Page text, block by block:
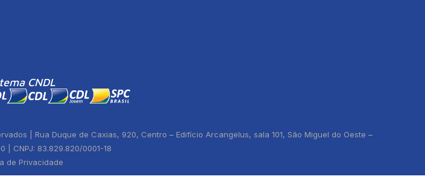
CNDL
| Rua Duque de Caxias, 920, Centro – Edifício Arcangelus, sala 101, São Miguel do Oeste –
| CNPJ: 83.829.820/0001-18
de Privacidade